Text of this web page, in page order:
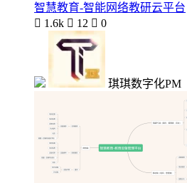
智慧教育-智能网络教研云平台
 1.6k  12  0
琪琪数字化PM